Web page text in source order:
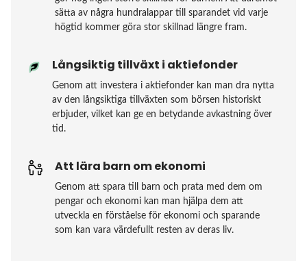
sätta av några hundralappar till sparandet vid varje
högtid kommer göra stor skillnad längre fram.
Långsiktig tillväxt i aktiefonder
Genom att investera i aktiefonder kan man dra nytta
av den långsiktiga tillväxten som börsen historiskt
erbjuder, vilket kan ge en betydande avkastning över
tid.
Att lära barn om ekonomi
Genom att spara till barn och prata med dem om
pengar och ekonomi kan man hjälpa dem att
utveckla en förståelse för ekonomi och sparande
som kan vara värdefullt resten av deras liv.